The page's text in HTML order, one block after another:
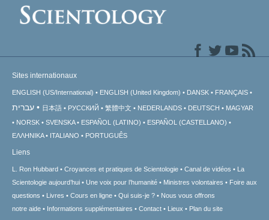
Sites internationaux
ENGLISH (US/International) ENGLISH (United Kingdom) DANSK FRANÇAIS
עברית 日本語 РУССКИЙ 繁體中文 NEDERLANDS DEUTSCH
MAGYAR
NORSK
SVENSKA ESPAÑOL (LATINO)
ESPAÑOL (CASTELLANO)
ΕΛΛΗΝΙΚA
ITALIANO PORTUGUÊS
Liens
L. Ron Hubbard Croyances et pratiques de Scientologie Canal de vidéos
La
Scientologie aujourd’hui
Une voix pour l’humanité Ministres volontaires
Foire aux
questions
Livres Cours en ligne Qui suis-je ?
Nous vous offrons
notre aide
Informations supplémentaires Contact Lieux Plan du site